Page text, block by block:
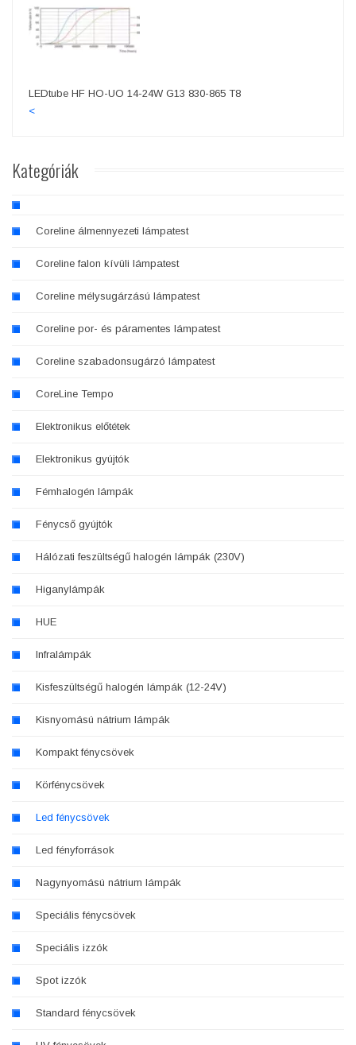
LEDtube HF HO-UO 14-24W G13 830-865 T8
<
Kategóriák
Coreline álmennyezeti lámpatest
Coreline falon kívüli lámpatest
Coreline mélysugárzású lámpatest
Coreline por- és páramentes lámpatest
Coreline szabadonsugárzó lámpatest
CoreLine Tempo
Elektronikus előtétek
Elektronikus gyújtók
Fémhalogén lámpák
Fénycső gyújtók
Hálózati feszültségű halogén lámpák (230V)
Higanylámpák
HUE
Infralámpák
Kisfeszültségű halogén lámpák (12-24V)
Kisnyomású nátrium lámpák
Kompakt fénycsövek
Körfénycsövek
Led fénycsövek
Led fényforrások
Nagynyomású nátrium lámpák
Speciális fénycsövek
Speciális izzók
Spot izzók
Standard fénycsövek